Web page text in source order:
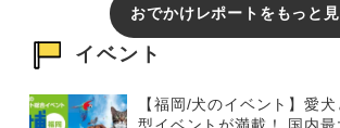
おでかけレポートをもっと
イベント
【福岡/犬のイベント】愛
型イベントが満載！ 国内最